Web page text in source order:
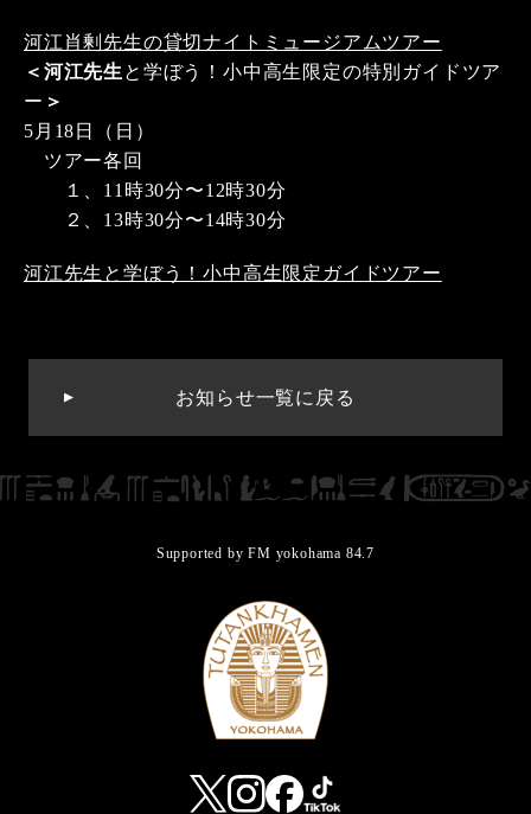
河江肖剰先生の貸切ナイトミュージアムツアー
＜河江先生 と学ぼう！小中高生限定の特別ガイドツア
ー ＞
5月18日（日）
ツアー各回
１、11時30分〜12時30分
２、13時30分〜14時30分
河江先生と学ぼう！小中高生限定ガイドツアー
お知らせ一覧に戻る
Supported by FM yokohama 84.7